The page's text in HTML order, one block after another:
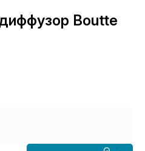
Boutte